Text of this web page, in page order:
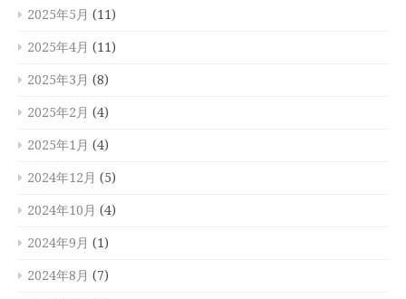
2025年5月 (11)
2025年4月 (11)
2025年3月 (8)
2025年2月 (4)
2025年1月 (4)
2024年12月 (5)
2024年10月 (4)
2024年9月 (1)
2024年8月 (7)